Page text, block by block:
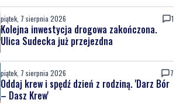
piątek, 7 sierpnia 2026 1
Kolejna inwestycja drogowa zakończona.
Ulica Sudecka już przejezdna
piątek, 7 sierpnia 2026 7
Oddaj krew i spędź dzień z rodziną. 'Darz Bór
– Dasz Krew'